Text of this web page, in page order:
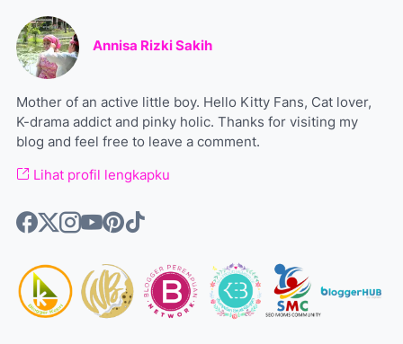
Annisa Rizki Sakih
Mother of an active little boy. Hello Kitty Fans, Cat lover,
K-drama addict and pinky holic. Thanks for visiting my
blog and feel free to leave a comment.
Lihat profil lengkapku